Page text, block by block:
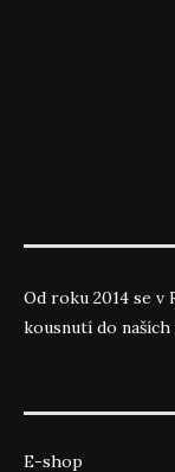
Od roku 2014 se v
kousnutí do
E-shop